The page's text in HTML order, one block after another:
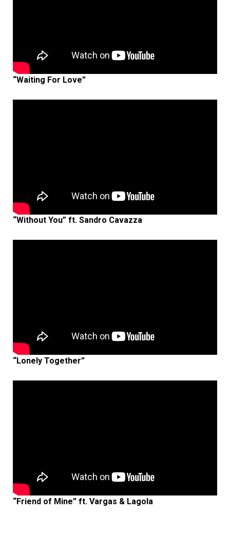
“Waiting For Love”
“Without You” ft. Sandro Cavazza
“Lonely Together”
“Friend of Mine” ft. Vargas & Lagola